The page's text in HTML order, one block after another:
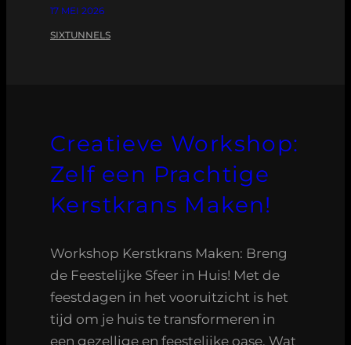
17 MEI 2026
SIXTUNNELS
Creatieve Workshop:
Zelf een Prachtige
Kerstkrans Maken!
Workshop Kerstkrans Maken: Breng
de Feestelijke Sfeer in Huis! Met de
feestdagen in het vooruitzicht is het
tijd om je huis te transformeren in
een gezellige en feestelijke oase. Wat